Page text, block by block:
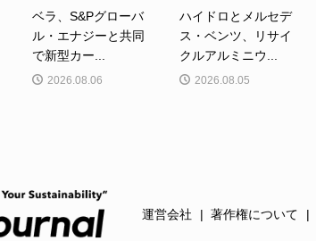
ベラ、S&Pグローバ
ル・エナジーと共同
で新型カー...
2026.08.06
ハイドロとメルセデ
ス・ベンツ、リサイ
クルアルミニウ...
2026.08.05
運営会社 著作権について